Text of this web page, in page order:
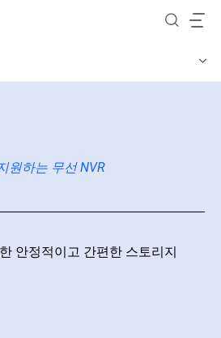
원하는 무선 NVR
안정적이고 간편한 스토리지